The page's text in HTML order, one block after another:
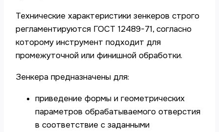
Технические характеристики зенкеров строго
регламентируются ГОСТ 12489-71, согласно
которому инструмент подходит для
промежуточной или финишной обработки.
Зенкера предназначены для:
приведение формы и геометрических
параметров обрабатываемого отверстия
в соответствие с заданными